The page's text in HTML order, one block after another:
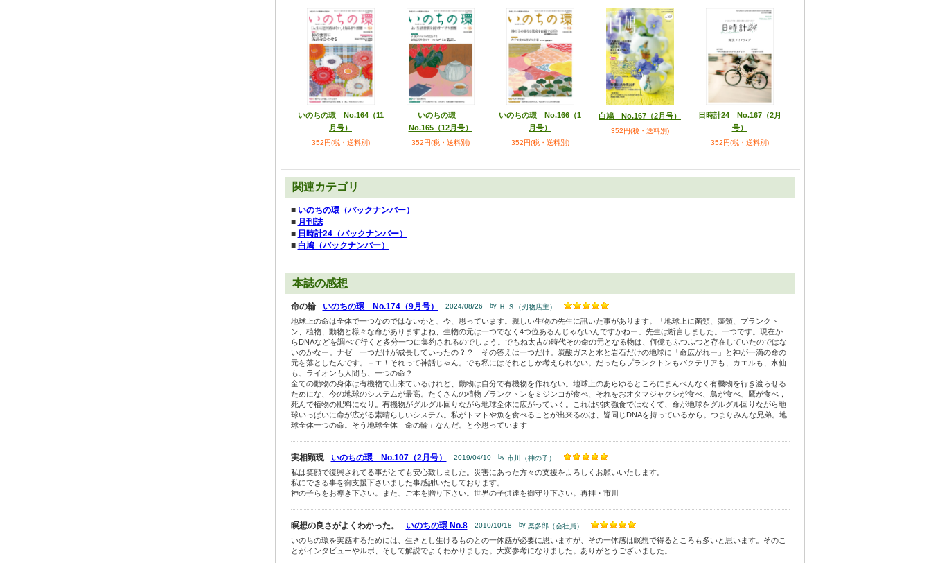
いのちの環 No.164（11
月号）
352円(税・送料別)
いのちの環
No.165（12月号）
352円(税・送料別)
いのちの環 No.166（1
月号）
352円(税・送料別)
白鳩 No.167（2月号）
352円(税・送料別)
日時計24 No.167（2月
号）
352円(税・送料別)
関連カテゴリ
■ いのちの環（バックナンバー）
■ 月刊誌
■ 日時計24（バックナンバー）
■ 白鳩（バックナンバー）
本誌の感想
命の輪 いのちの環 No.174（9月号） 2024/08/26 by Ｈ.Ｓ（刃物店主）
地球上の命は全体で一つなのではないかと、今、思っています。親しい生物の先生に訊いた事があります。「地球上に菌類、藻類、プランクト
ン、植物、動物と様々な命がありますよね、生物の元は一つでなく4つ位あるんじゃないんですかねー」先生は断言しました。一つです。現在か
らDNAなどを調べて行くと多分一つに集約されるのでしょう。でもね太古の時代その命の元となる物は、何億もふつふつと存在していたのではな
いのかなー。ナゼ 一つだけが成長していったの？？ その答えは一つだけ。炭酸ガスと水と岩石だけの地球に「命広がれー」と神が一滴の命の
元を落としたんです。－エ！それって神話じゃん。でも私にはそれとしか考えられない。だったらプランクトンもバクテリアも、カエルも、水仙
も、ライオンも人間も、一つの命？
全ての動物の身体は有機物で出来ているけれど、動物は自分で有機物を作れない。地球上のあらゆるところにまんべんなく有機物を行き渡らせる
ためにな、今の地球のシステムが最高。たくさんの植物プランクトンをミジンコが食べ、それをおオタマジャクシが食べ、鳥が食べ、鷹が食べ，
死んで植物の肥料になり。有機物がグルグル回りながら地球全体に広がっていく。これは弱肉強食ではなくて、命が地球をグルグル回りながら地
球いっぱいに命が広がる素晴らしいシステム。私がトマトや魚を食べることが出来るのは、皆同じDNAを持っているから。つまりみんな兄弟。地
球全体一つの命。そう地球全体「命の輪」なんだ。と今思っています
実相顕現 いのちの環 No.107（2月号） 2019/04/10 by 市川（神の子）
私は笑顔で復興されてる事がとても安心致しました。災害にあった方々の支援をよろしくお願いいたします。
私にできる事を御支援下さいました事感謝いたしております。
神の子らをお導き下さい。また、ご本を贈り下さい。世界の子供達を御守り下さい。再拝・市川
瞑想の良さがよくわかった。 いのちの環 No.8 2010/10/18 by 楽多郎（会社員）
いのちの環を実感するためには、生きとし生けるものとの一体感が必要に思いますが、その一体感は瞑想で得るところも多いと思います。そのこ
とがインタビューやルポ、そして解説でよくわかりました。大変参考になりました。ありがとうございました。